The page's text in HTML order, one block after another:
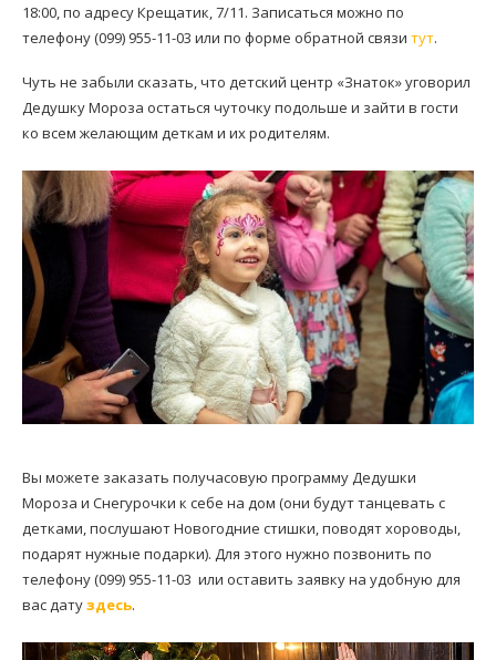
18:00, по адресу Крещатик, 7/11. Записаться можно по
телефону (099) 955-11-03 или по форме обратной связи тут.
Чуть не забыли сказать, что детский центр «Знаток» уговорил
Дедушку Мороза остаться чуточку подольше и зайти в гости
ко всем желающим деткам и их родителям.
Вы можете заказать получасовую программу Дедушки
Мороза и Снегурочки к себе на дом (они будут танцевать с
детками, послушают Новогодние стишки, поводят хороводы,
подарят нужные подарки). Для этого нужно позвонить по
телефону (099) 955-11-03 или оставить заявку на удобную для
вас датуздесь.